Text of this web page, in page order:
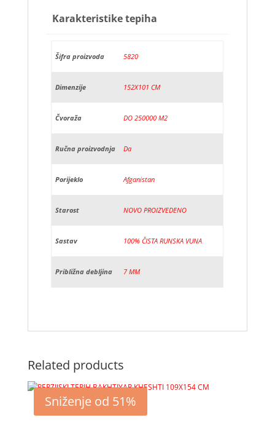
Karakteristike tepiha
Šifra proizvoda 5820
Dimenzije 152X101 CM
Čvoraža DO 250000 M2
Ručna proizvodnja Da
Porijeklo Afganistan
Starost NOVO PROIZVEDENO
Sastav 100% ČISTA RUNSKA VUNA
Približna debljina 7 MM
Related products
Sniženje od 51%